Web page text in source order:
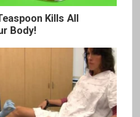
Kills All
Body!